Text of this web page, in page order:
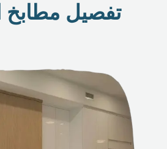
تفصيل مطابخ